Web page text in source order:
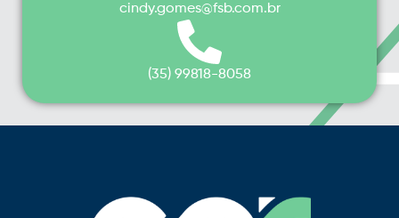
cindy.gomes@fsb.com.br
(35) 99818-8058